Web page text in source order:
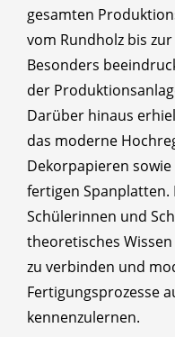
gesamten
vom Rundholz bis
Besonders
der
Darüber hinaus
das moderne
Dekorpapieren
fertigen Spanplatten.
Schülerinnen und
theoretisches
zu verbinden und
Fertigungsprozesse
kennenzulernen.